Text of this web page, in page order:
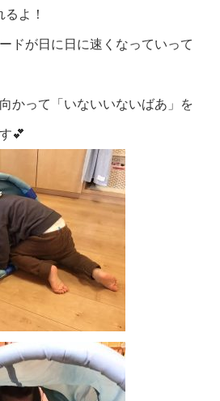
よ！
ドが日に日に速くなっていって
かって「いないいないばあ」を
💕